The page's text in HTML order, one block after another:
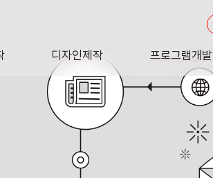
디자인제작
DESIGN
프로그램개발
SOFTWARE